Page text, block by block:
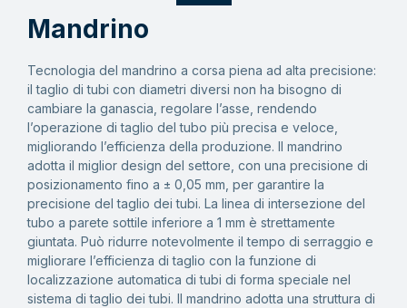
Mandrino
Tecnologia del mandrino a corsa piena ad alta precisione:
il taglio di tubi con diametri diversi non ha bisogno di
cambiare la ganascia, regolare l’asse, rendendo
l’operazione di taglio del tubo più precisa e veloce,
migliorando l’efficienza della produzione. Il mandrino
adotta il miglior design del settore, con una precisione di
posizionamento fino a ± 0,05 mm, per garantire la
precisione del taglio dei tubi. La linea di intersezione del
tubo a parete sottile inferiore a 1 mm è strettamente
giuntata. Può ridurre notevolmente il tempo di serraggio e
migliorare l’efficienza di taglio con la funzione di
localizzazione automatica di tubi di forma speciale nel
sistema di taglio dei tubi. Il mandrino adotta una struttura di